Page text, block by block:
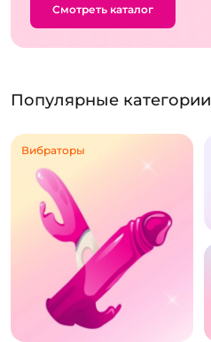
Смотреть каталог
Популярные категории
Вибраторы